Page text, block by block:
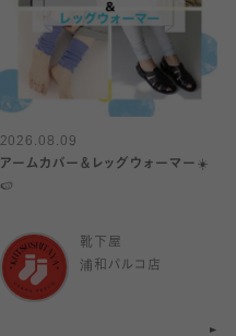
2026.08.09
アームカバー＆レッグウォーマー☀️
🍉
靴下屋
浦和パルコ店